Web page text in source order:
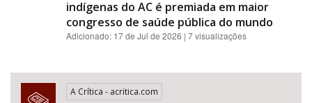
indígenas do AC é premiada em maior
congresso de saúde pública do mundo
Adicionado: 17 de Jul de 2026 | 7 visualizações
A Crítica - acritica.com